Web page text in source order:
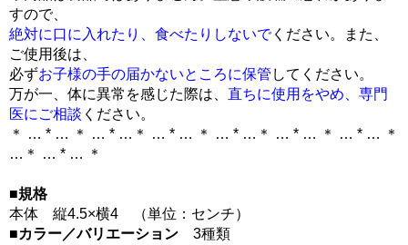
すので、
絶対に口に入れたり、食べたりしないでください。また、
ご使用後は、
必ずお子様の手の届かないところに保管 してください。
万が一、体に異常を感じた際は、 直ちに使用をやめ、専門
医にご相談 ください。
＊ … * … ＊ … * …＊ … * … ＊ … * …＊ … * … ＊ … * … ＊
…＊ … * … ＊
■規格
本体 縦4.5×横4 （単位：センチ）
■カラー／バリエーション 3種類